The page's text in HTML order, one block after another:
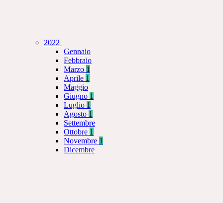
2022
Gennaio
Febbraio
Marzo 1
Aprile 1
Maggio
Giugno 1
Luglio 1
Agosto 1
Settembre
Ottobre 1
Novembre 1
Dicembre